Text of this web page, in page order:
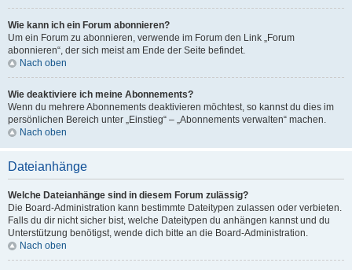
Wie kann ich ein Forum abonnieren?
Um ein Forum zu abonnieren, verwende im Forum den Link „Forum
abonnieren“, der sich meist am Ende der Seite befindet.
Nach oben
Wie deaktiviere ich meine Abonnements?
Wenn du mehrere Abonnements deaktivieren möchtest, so kannst du dies im
persönlichen Bereich unter „Einstieg“ – „Abonnements verwalten“ machen.
Nach oben
Dateianhänge
Welche Dateianhänge sind in diesem Forum zulässig?
Die Board-Administration kann bestimmte Dateitypen zulassen oder verbieten.
Falls du dir nicht sicher bist, welche Dateitypen du anhängen kannst und du
Unterstützung benötigst, wende dich bitte an die Board-Administration.
Nach oben